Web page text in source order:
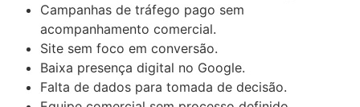
Campanhas de tráfego pago sem
acompanhamento comercial.
Site sem foco em conversão.
Baixa presença digital no Google.
Falta de dados para tomada de decisão.